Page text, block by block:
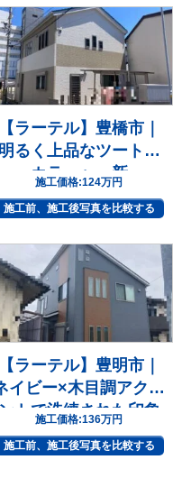
【ラーテル】豊橋市｜
明るく上品なツートン
カラーへ一新
施工価格:124万円
施工前、施工後写真を比較する
【ラーテル】豊明市｜
イビー×木目調アクセ
ントで洗練された印象
へ
施工価格:136万円
施工前、施工後写真を比較する